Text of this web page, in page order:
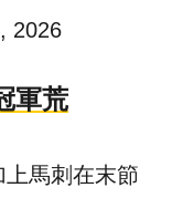
2026
軍荒
馬刺在末節